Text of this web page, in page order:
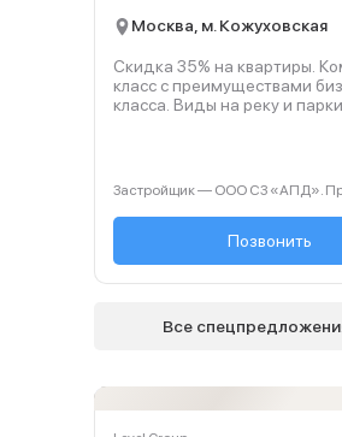
Москва, м. Кожуховская
Скидка 35% на квартиры.
класс с преимуществами
класса. Виды на реку и
+7 (495) 236-91-...
Позвонить
Все